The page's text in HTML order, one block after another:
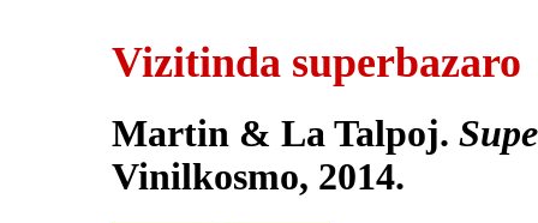
Vizitinda superbazaro
Martin & La Talpoj.
Vinilkosmo, 2014.